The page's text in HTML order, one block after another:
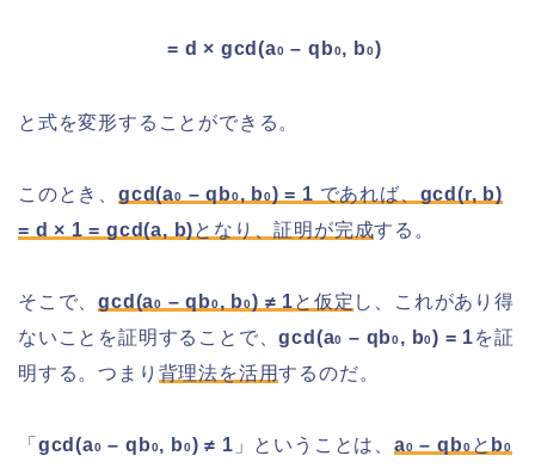
= d × gcd(a0 – qb0, b0)
と式を変形することができる。
このとき、 gcd(a0 – qb0, b0) = 1 であれば、 gcd(r, b)
= d × 1 = gcd(a, b)となり、証明が完成する。
そこで、gcd(a0 – qb0, b0) ≠ 1と仮定 し、これがあり得
ないことを証明することで、gcd(a0 – qb0, b0) = 1を証
明する。つまり 背理法を活用するのだ。
「 gcd(a0 – qb0, b0) ≠ 1 」ということは、a0 – qb0 と b0